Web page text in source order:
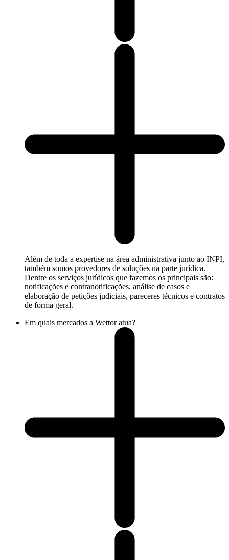
Além de toda a expertise na área administrativa junto ao INPI,
também somos provedores de soluções na parte jurídica.
Dentre os serviços jurídicos que fazemos os principais são:
notificações e contranotificações, análise de casos e
elaboração de petições judiciais, pareceres técnicos e contratos
de forma geral.
Em quais mercados a Wettor atua?